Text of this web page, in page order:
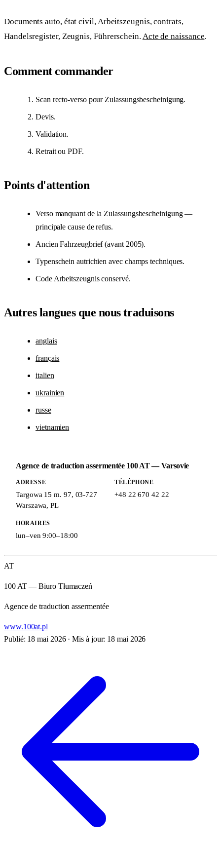
Documents auto, état civil, Arbeitszeugnis, contrats,
Handelsregister, Zeugnis, Führerschein. Acte de naissance.
Comment commander
Scan recto-verso pour Zulassungsbescheinigung.
Devis.
Validation.
Retrait ou PDF.
Points d'attention
Verso manquant de la Zulassungsbescheinigung —
principale cause de refus.
Ancien Fahrzeugbrief (avant 2005).
Typenschein autrichien avec champs techniques.
Code Arbeitszeugnis conservé.
Autres langues que nous traduisons
anglais
français
italien
ukrainien
russe
vietnamien
Agence de traduction assermentée 100 AT — Varsovie
ADRESSE
Targowa 15 m. 97, 03-727
Warszawa,PL
TÉLÉPHONE
+48 22 670 42 22
HORAIRES
lun–ven 9:00–18:00
AT
100 AT — Biuro Tłumaczeń
Agence de traduction assermentée
www.100at.pl
Publié: 18 mai 2026 · Mis à jour: 18 mai 2026